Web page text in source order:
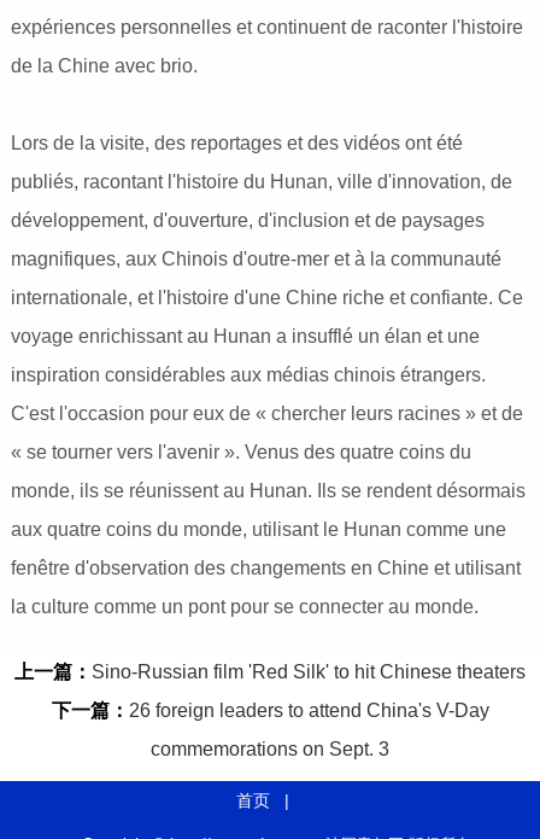
expériences personnelles et continuent de raconter l'histoire
de la Chine avec brio.
Lors de la visite, des reportages et des vidéos ont été
publiés, racontant l'histoire du Hunan, ville d'innovation, de
développement, d'ouverture, d'inclusion et de paysages
magnifiques, aux Chinois d'outre-mer et à la communauté
internationale, et l'histoire d'une Chine riche et confiante. Ce
voyage enrichissant au Hunan a insufflé un élan et une
inspiration considérables aux médias chinois étrangers.
C'est l'occasion pour eux de « chercher leurs racines » et de
« se tourner vers l'avenir ». Venus des quatre coins du
monde, ils se réunissent au Hunan. Ils se rendent désormais
aux quatre coins du monde, utilisant le Hunan comme une
fenêtre d'observation des changements en Chine et utilisant
la culture comme un pont pour se connecter au monde.
上一篇： Sino-Russian film 'Red Silk' to hit Chinese theaters
下一篇： 26 foreign leaders to attend China's V-Day
commemorations on Sept. 3
首页 |